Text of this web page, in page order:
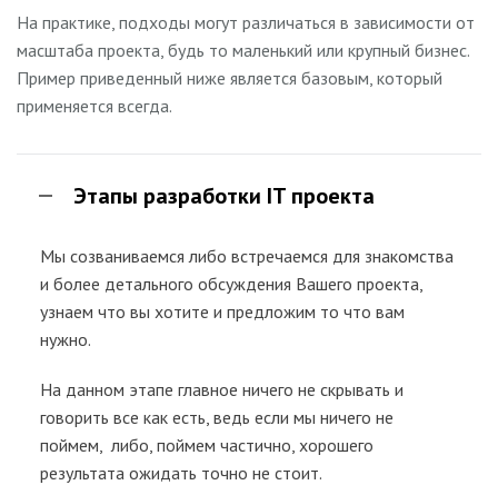
На практике, подходы могут различаться в зависимости от
масштаба проекта, будь то маленький или крупный бизнес.
Пример приведенный ниже является базовым, который
применяется всегда.
Этапы разработки IT проекта
Мы созваниваемся либо встречаемся для знакомства
и более детального обсуждения Вашего проекта,
узнаем что вы хотите и предложим то что вам
нужно.
На данном этапе главное ничего не скрывать и
говорить все как есть, ведь если мы ничего не
поймем, либо, поймем частично, хорошего
результата ожидать точно не стоит.